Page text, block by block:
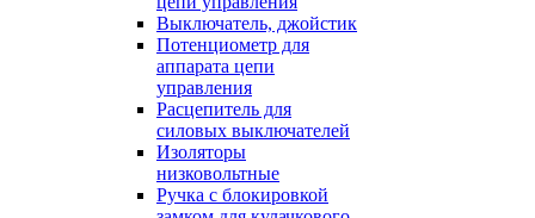
Выключатель, джойстик
Потенциометр для
аппарата цепи
управления
Расцепитель для
силовых выключателей
Изоляторы
низковольтные
Ручка с блокировкой